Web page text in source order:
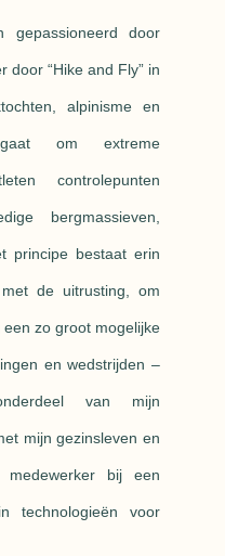
door
door “Hike and Fly” in
alpinisme en
om extreme
controlepunten
bergmassieven,
principe bestaat erin
de uitrusting, om
zo groot mogelijke
en wedstrijden –
van mijn
mijn gezinsleven en
bij een
technologieën voor